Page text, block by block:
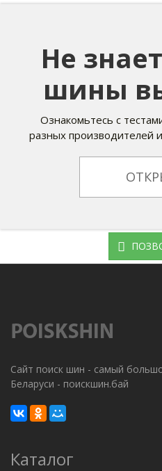
Не
шины
Ознакомьтесь с
разных производителей
Сайт поиск шин - самый
Беларуси - поискшин.бай
Каталог